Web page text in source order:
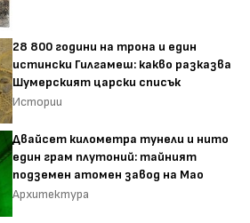
28 800 години на трона и един
истински Гилгамеш: какво разказва
Шумерският царски списък
Истории
Двайсет километра тунели и нито
един грам плутоний: тайният
подземен атомен завод на Мао
Архитектура